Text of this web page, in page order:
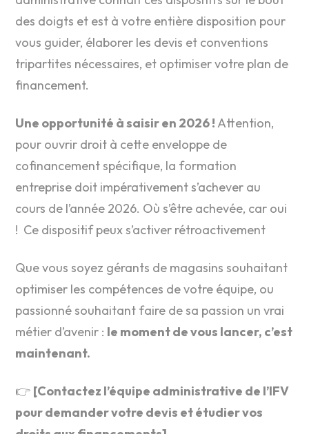
des doigts et est à votre entière disposition pour
vous guider, élaborer les devis et conventions
tripartites nécessaires, et optimiser votre plan de
financement.
Une opportunité à saisir en 2026 !Attention,
pour ouvrir droit à cette enveloppe de
cofinancement spécifique, la formation
entreprise doit impérativement s’achever au
cours de l’année 2026. Où s’être achevée, car oui
! Ce dispositif peux s’activer rétroactivement
Que vous soyez gérants de magasins souhaitant
optimiser les compétences de votre équipe, ou
passionné souhaitant faire de sa passion un vrai
métier d’avenir : le moment de vous lancer, c’est
maintenant.
👉 [Contactez l’équipe administrative de l’IFV
pour demander votre devis et étudier vos